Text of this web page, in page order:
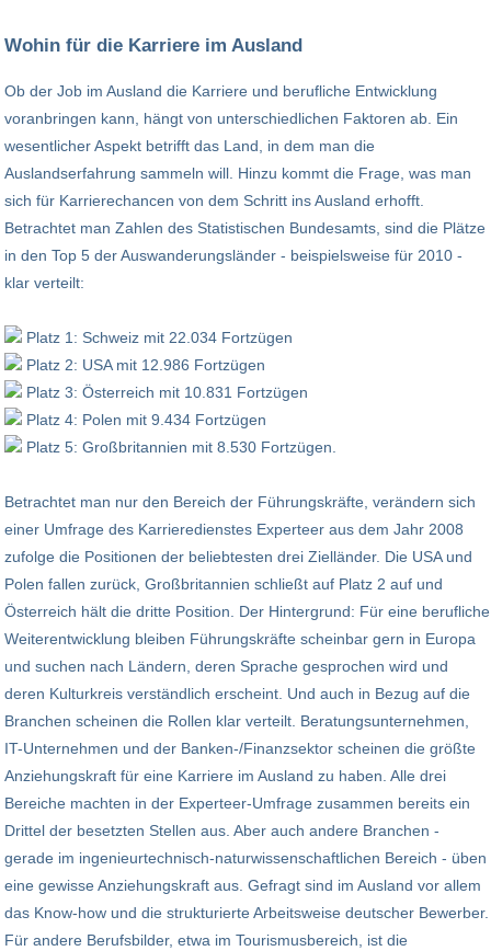
Wohin für die Karriere im Ausland
Ob der Job im Ausland die Karriere und berufliche Entwicklung
voranbringen kann, hängt von unterschiedlichen Faktoren ab. Ein
wesentlicher Aspekt betrifft das Land, in dem man die
Auslandserfahrung sammeln will. Hinzu kommt die Frage, was man
sich für Karrierechancen von dem Schritt ins Ausland erhofft.
Betrachtet man Zahlen des Statistischen Bundesamts, sind die Plätze
in den Top 5 der Auswanderungsländer - beispielsweise für 2010 -
klar verteilt:
Platz 1: Schweiz mit 22.034 Fortzügen
Platz 2: USA mit 12.986 Fortzügen
Platz 3: Österreich mit 10.831 Fortzügen
Platz 4: Polen mit 9.434 Fortzügen
Platz 5: Großbritannien mit 8.530 Fortzügen.
Betrachtet man nur den Bereich der Führungskräfte, verändern sich
einer Umfrage des Karrieredienstes Experteer aus dem Jahr 2008
zufolge die Positionen der beliebtesten drei Zielländer. Die USA und
Polen fallen zurück, Großbritannien schließt auf Platz 2 auf und
Österreich hält die dritte Position. Der Hintergrund: Für eine berufliche
Weiterentwicklung bleiben Führungskräfte scheinbar gern in Europa
und suchen nach Ländern, deren Sprache gesprochen wird und
deren Kulturkreis verständlich erscheint. Und auch in Bezug auf die
Branchen scheinen die Rollen klar verteilt. Beratungsunternehmen,
IT-Unternehmen und der Banken-/Finanzsektor scheinen die größte
Anziehungskraft für eine Karriere im Ausland zu haben. Alle drei
Bereiche machten in der Experteer-Umfrage zusammen bereits ein
Drittel der besetzten Stellen aus. Aber auch andere Branchen -
gerade im ingenieurtechnisch-naturwissenschaftlichen Bereich - üben
eine gewisse Anziehungskraft aus. Gefragt sind im Ausland vor allem
das Know-how und die strukturierte Arbeitsweise deutscher Bewerber.
Für andere Berufsbilder, etwa im Tourismusbereich, ist die